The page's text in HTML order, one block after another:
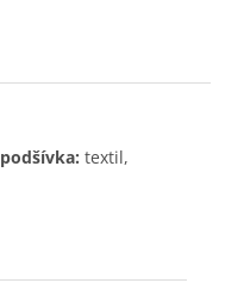
podšívka: textil,